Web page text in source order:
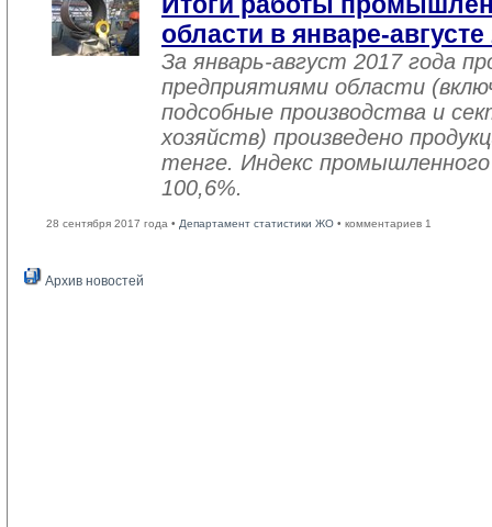
области в январе-августе
За январь-август 2017 года
предприятиями области
подсобные производства и
хозяйств) произведено
тенге. Индекс
100,6%.
28 сентября 2017 года • Департамент статистики ЖО • комментариев 1
Архив новостей